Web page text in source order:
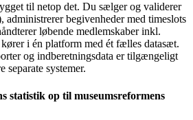
til netop det. Du sælger og validerer
begivenheder med timeslots
løbende medlemskaber inkl.
i én platform med ét fælles datasæt.
og indberetningsdata er tilgængeligt
separate systemer.
statistik op til museumsreformens